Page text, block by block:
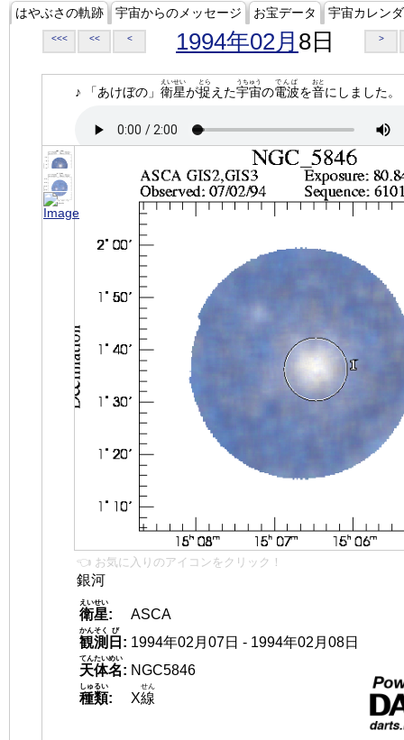
はやぶさの軌跡 宇宙からのメッセージ お宝データ 宇宙カレン
<<< << < 1994年02月 8日 >
♪ 「あけぼの」 衛星
えいせい
が捉
とら
えた宇宙
うちゅう
の電波
でんぱ
を音
おと
にしました。
👈 お気に入りのアイコンをクリック！
銀河
衛星
えいせい
:
ASCA
観測
かんそく
日
び
: 1994年02月07日 - 1994年02月08日
天体名
てんたいめい
: NGC5846
種類
しゅるい
: X線
せん